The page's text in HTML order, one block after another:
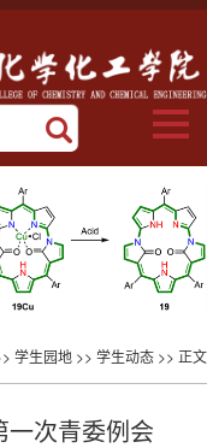
学生园地 >> 学生动态 >> 正文
次青委例会